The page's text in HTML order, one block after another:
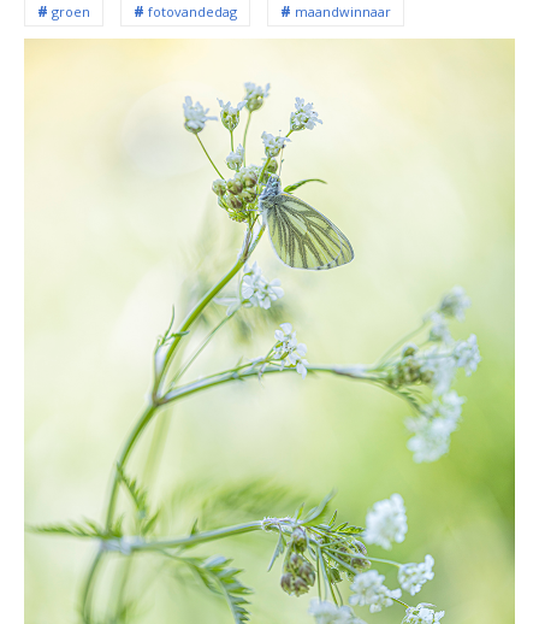
groen fotovandedag maandwinnaar